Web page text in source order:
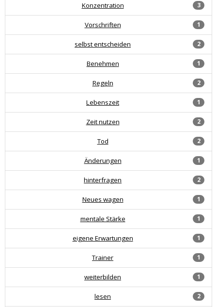
3
Konzentration
1
Vorschriften
2
selbst entscheiden
1
Benehmen
2
Regeln
1
Lebenszeit
2
Zeit nutzen
2
Tod
1
Änderungen
2
hinterfragen
1
Neues wagen
1
mentale Stärke
1
eigene Erwartungen
1
Trainer
1
weiterbilden
2
lesen